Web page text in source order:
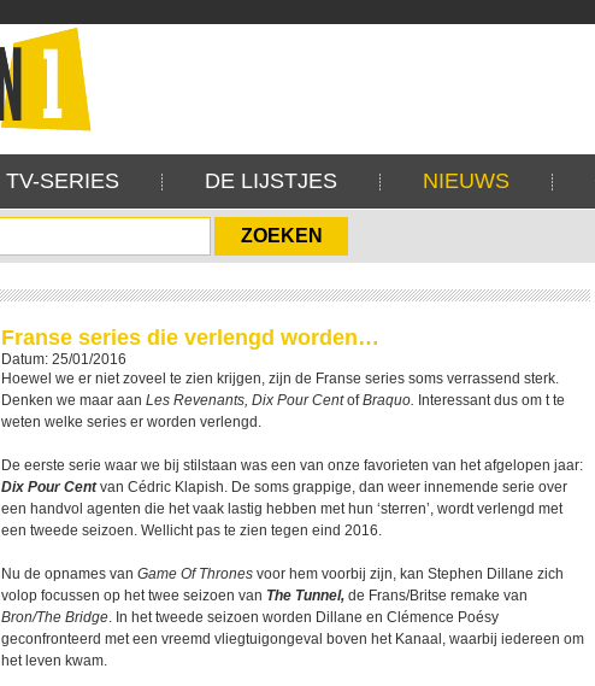
TV-SERIES DE LIJSTJES NIEUWS
Franse series die verlengd worden…
Datum: 25/01/2016
Hoewel we er niet zoveel te zien krijgen, zijn de Franse series soms verrassend sterk.
Denken we maar aan Les Revenants, Dix Pour CentofBraquo. Interessant dus om t te
weten welke series er worden verlengd.
De eerste serie waar we bij stilstaan was een van onze favorieten van het afgelopen jaar:
Dix Pour Centvan Cédric Klapish. De soms grappige, dan weer innemende serie over
een handvol agenten die het vaak lastig hebben met hun ‘sterren’, wordt verlengd met
een tweede seizoen. Wellicht pas te zien tegen eind 2016.
Nu de opnames van Game Of Thrones voor hem voorbij zijn, kan Stephen Dillane zich
volop focussen op het twee seizoen van The Tunnel, de Frans/Britse remake van
Bron/The Bridge. In het tweede seizoen worden Dillane en Clémence Poésy
geconfronteerd met een vreemd vliegtuigongeval boven het Kanaal, waarbij iedereen om
het leven kwam.